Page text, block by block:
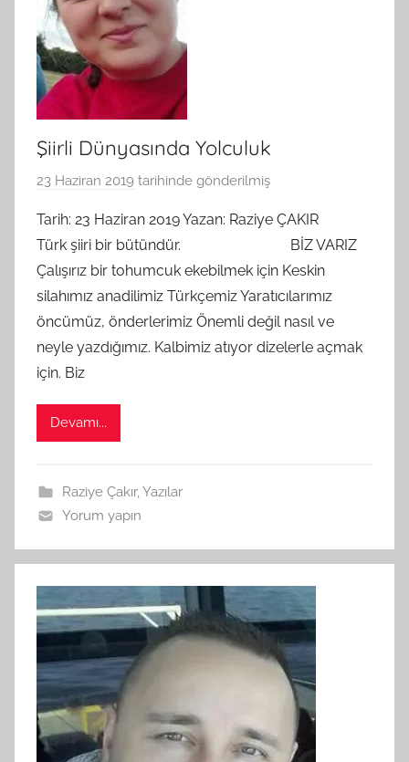
Şiirli Dünyasında Yolculuk
23 Haziran 2019 tarihinde gönderilmiş
S
M
t
a
r
Tarih: 23 Haziran 2019 Yazan: Raziye ÇAKIR
Türk şiiri bir bütündür. BİZ VARIZ
Çalışırız bir tohumcuk ekebilmek için Keskin
silahımız anadilimiz Türkçemiz Yaratıcılarımız
öncümüz, önderlerimiz Önemli değil nasıl ve
neyle yazdığımız. Kalbimiz atıyor dizelerle açmak
için. Biz
Devamı...
Raziye Çakır, Yazılar
Yorum yapın